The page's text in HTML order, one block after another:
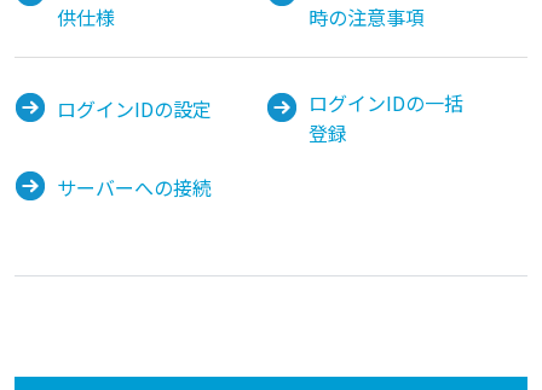
供仕様
時の注意事項
ログインIDの設定
ログインIDの一括
登録
サーバーへの接続